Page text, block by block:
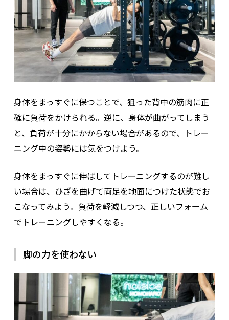
身体をまっすぐに保つことで、狙った背中の筋肉に正
確に負荷をかけられる。逆に、身体が曲がってしまう
と、負荷が十分にかからない場合があるので、トレー
ニング中の姿勢には気をつけよう。
身体をまっすぐに伸ばしてトレーニングするのが難し
い場合は、ひざを曲げて両足を地面につけた状態でお
こなってみよう。負荷を軽減しつつ、正しいフォーム
でトレーニングしやすくなる。
脚の力を使わない